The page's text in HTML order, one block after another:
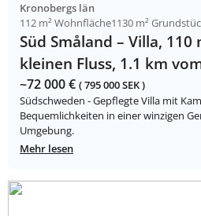
Kronobergs län
112 m² Wohnfläche1130 m²
Süd Småland – Villa,
kleinen Fluss, 1.1 km
~72 000 € ( 795 000 SEK )
Südschweden - Gepflegte Villa mit
Bequemlichkeiten in einer winzigen
Umgebung.
Mehr lesen